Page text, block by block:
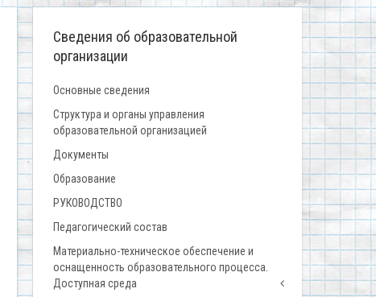
Сведения об образовательной
организации
Основные сведения
Структура и органы управления
образовательной организацией
Документы
Образование
РУКОВОДСТВО
Педагогический состав
Материально-техническое обеспечение и
оснащенность образовательного процесса.
Доступная среда